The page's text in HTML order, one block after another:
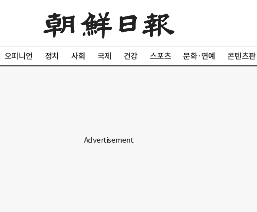
오피니언 정치 사회 국제 건강 스포츠 문화·연예 콘텐츠판